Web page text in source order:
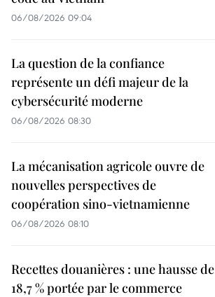
06/08/2026 09:04
La question de la confiance
représente un défi majeur de la
cybersécurité moderne
06/08/2026 08:30
La mécanisation agricole ouvre de
nouvelles perspectives de
coopération sino-vietnamienne
06/08/2026 08:10
Recettes douanières : une hausse de
18,7 % portée par le commerce